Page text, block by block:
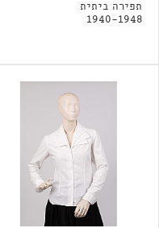
תפירה ביתית
1940-1948